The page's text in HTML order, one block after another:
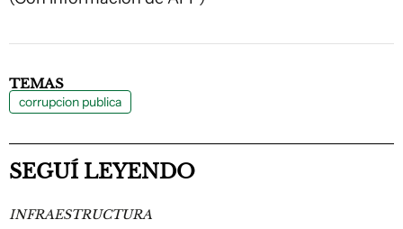
TEMAS
corrupcion publica
SEGUÍ LEYENDO
INFRAESTRUCTURA